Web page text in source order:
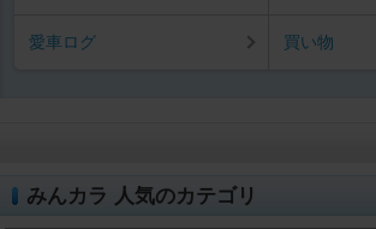
愛車ログ 買い物
みんカラ 人気のカテゴリ